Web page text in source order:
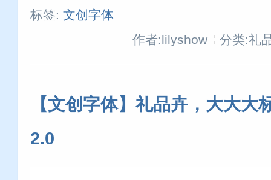
标签: 文创字体
作者:lilyshow
分类:礼
【文创字体】礼品卉，大大大
2.0